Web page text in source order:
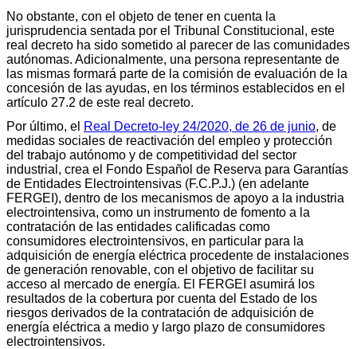
No obstante, con el objeto de tener en cuenta la
jurisprudencia sentada por el Tribunal Constitucional, este
real decreto ha sido sometido al parecer de las comunidades
autónomas. Adicionalmente, una persona representante de
las mismas formará parte de la comisión de evaluación de la
concesión de las ayudas, en los términos establecidos en el
artículo 27.2 de este real decreto.
Por último, el Real Decreto-ley 24/2020, de 26 de junio, de
medidas sociales de reactivación del empleo y protección
del trabajo autónomo y de competitividad del sector
industrial, crea el Fondo Español de Reserva para Garantías
de Entidades Electrointensivas (F.C.P.J.) (en adelante
FERGEI), dentro de los mecanismos de apoyo a la industria
electrointensiva, como un instrumento de fomento a la
contratación de las entidades calificadas como
consumidores electrointensivos, en particular para la
adquisición de energía eléctrica procedente de instalaciones
de generación renovable, con el objetivo de facilitar su
acceso al mercado de energía. El FERGEI asumirá los
resultados de la cobertura por cuenta del Estado de los
riesgos derivados de la contratación de adquisición de
energía eléctrica a medio y largo plazo de consumidores
electrointensivos.